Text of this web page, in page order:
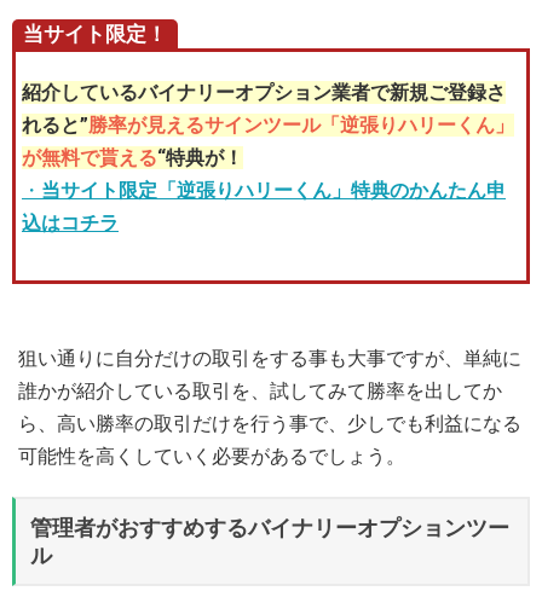
当サイト限定！
紹介しているバイナリーオプション業者で新規ご登録さ
れると”勝率が見えるサインツール「逆張りハリーくん」
が無料で貰える“特典が！
・ 当サイト限定「逆張りハリーくん」特典のかんたん申
込はコチラ
狙い通りに自分だけの取引をする事も大事ですが、単純に
誰かが紹介している取引を、試してみて勝率を出してか
ら、高い勝率の取引だけを行う事で、少しでも利益になる
可能性を高くしていく必要があるでしょう。
管理者がおすすめするバイナリーオプションツー
ル